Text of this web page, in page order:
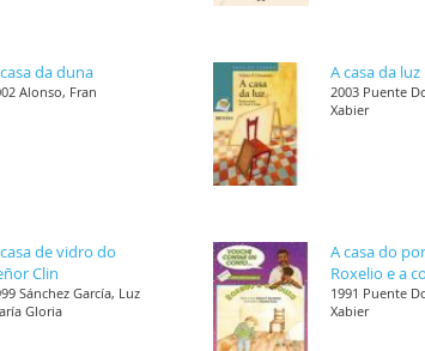
da duna
Alonso, Fran
A casa da luz
2003 Puente
Xabier
de vidro do
Clin
Sánchez García, Luz
Gloria
A casa do
Roxelio e a
1991 Puente
Xabier